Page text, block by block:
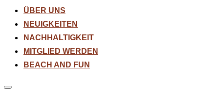
springenÜBER UNS
NEUIGKEITEN
NACHHALTIGKEIT
MITGLIED WERDEN
BEACH AND FUN
Seitenleiste